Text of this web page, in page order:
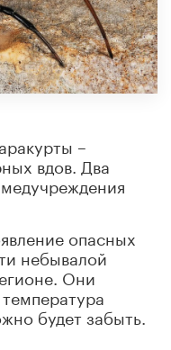
–
вдов. Два
опасных
небывалой
Они
будет забыть.